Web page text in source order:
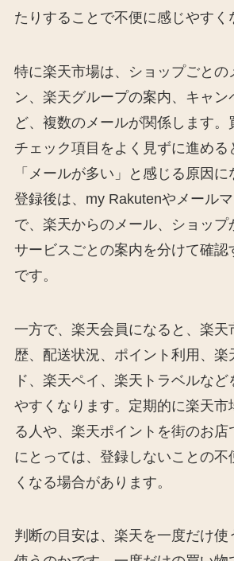
たりすることで不便に感じやすく
特に楽天市場は、ショップごとの
ン、楽天グループの案内、キャン
ど、複数のメールが関係します。
チェック項目をよく見ずに進める
「メールが多い」と感じる原因
登録後は、my Rakutenやメール
で、楽天からのメール、ショップ
サービスごとの案内を分けて確認
です。
一方で、楽天会員になると、楽天
歴、配送状況、ポイント利用、楽
ド、楽天ペイ、楽天トラベルな
やすくなります。定期的に楽天市
る人や、楽天ポイントを街のお店
にとっては、登録しないことの不
くなる場合があります。
判断の目安は、楽天を一度だけ使